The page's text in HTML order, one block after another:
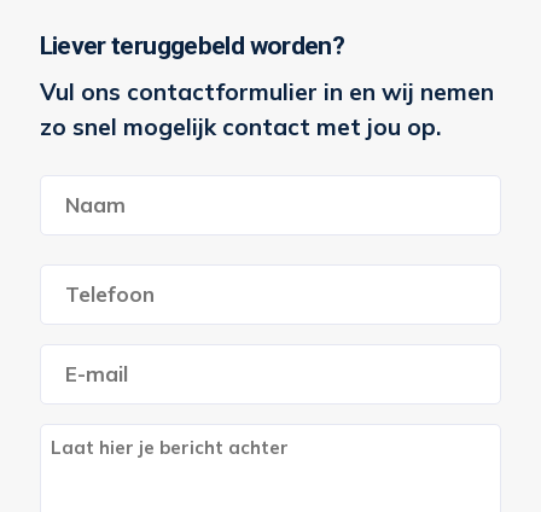
Liever teruggebeld worden?
Vul ons contactformulier in en wij nemen
zo snel mogelijk contact met jou op.
Telefoon
mailadres
Berich